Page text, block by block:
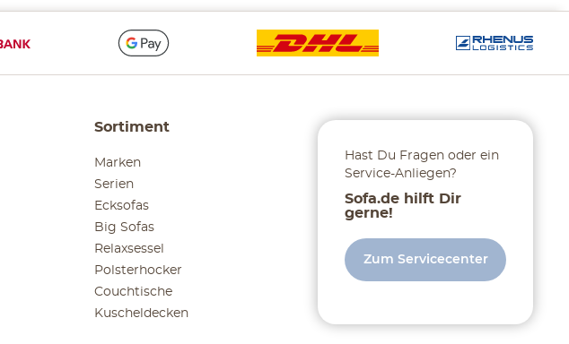
Sortiment
Marken
Serien
Ecksofas
Big Sofas
Relaxsessel
Polsterhocker
Couchtische
Kuscheldecken
Hast Du Fragen oder ein
Service-Anliegen?
Sofa.de hilft Dir
gerne!
Zum Servicecenter